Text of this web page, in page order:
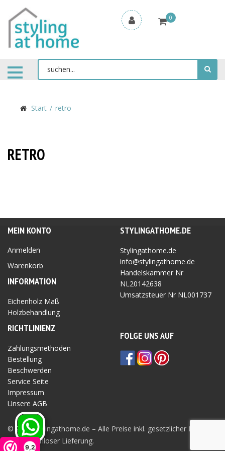
9,2
0
Start retro
RETRO
MEIN KONTO
Anmelden
Warenkorb
INFORMATION
Eichenholz Maß
Holzbehandlung
RICHTLINIENZ
Zahlungsmethoden
Bestellung
Beschwerden
Service Seite
Impressum
Unsere AGB
Privatsphäre Seite
STYLINGATHOME.DE
Stylingathome.de
info@stylingathome.de
Handelskammer Nr
NL20142638
Umsatzsteuer Nr NL001737
FOLGE UNS AUF
© 2026 Stylingathome.de – Alle Preise inkl. gesetzlicher MwSt.
und kostenloser Lieferung.